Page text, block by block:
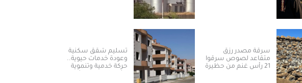
سرقة مصدر رزق
متقاعد لصوص سرقوا
21 رأس غنم من حظيرة
تسليم شقق سكنية
وعودة خدمات حيوية..
حركة خدمية وتنموية